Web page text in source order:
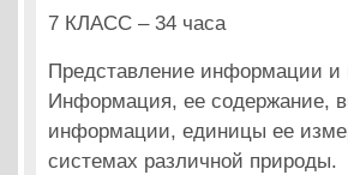
7 КЛАСС – 34 часа
Представление информации
Информация, ее содержание,
информации, единицы ее
системах различной природы.